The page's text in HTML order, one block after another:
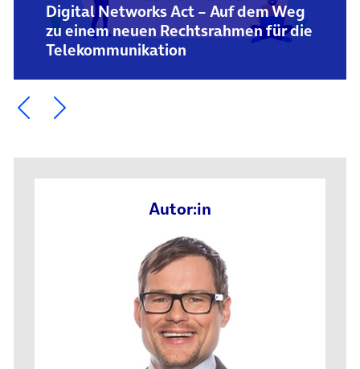
Digital Networks Act – Auf dem Weg
zu einem neuen Rechtsrahmen für die
Telekommunikation
Ein Element zurück blättern
Ein Element weiter blättern
Autor:in